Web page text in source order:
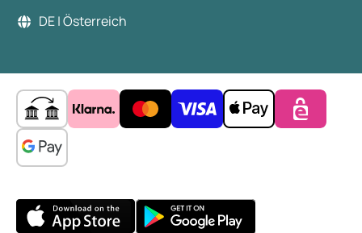
DE | Österreich